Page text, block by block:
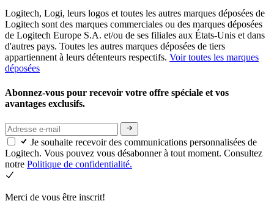
Logitech, Logi, leurs logos et toutes les autres marques déposées de
Logitech sont des marques commerciales ou des marques déposées
de Logitech Europe S.A. et/ou de ses filiales aux États-Unis et dans
d'autres pays. Toutes les autres marques déposées de tiers
appartiennent à leurs détenteurs respectifs. Voir toutes les marques
déposées
Abonnez-vous pour recevoir votre offre spéciale et vos
avantages exclusifs.
Je souhaite recevoir des communications personnalisées de
Logitech. Vous pouvez vous désabonner à tout moment. Consultez
notre Politique de confidentialité.
Merci de vous être inscrit!